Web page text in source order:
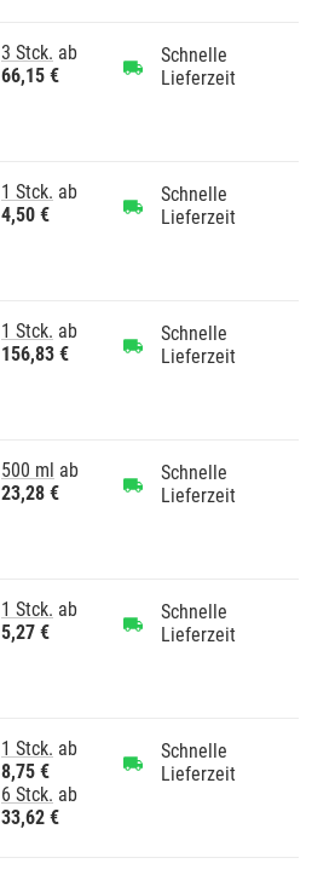
3 Stck. ab
66,15 €
Schnelle
Lieferzeit
1 Stck. ab
4,50 €
Schnelle
Lieferzeit
1 Stck. ab
156,83 €
Schnelle
Lieferzeit
500 ml ab
23,28 €
Schnelle
Lieferzeit
1 Stck. ab
5,27 €
Schnelle
Lieferzeit
1 Stck. ab
8,75 €
6 Stck. ab
33,62 €
Schnelle
Lieferzeit